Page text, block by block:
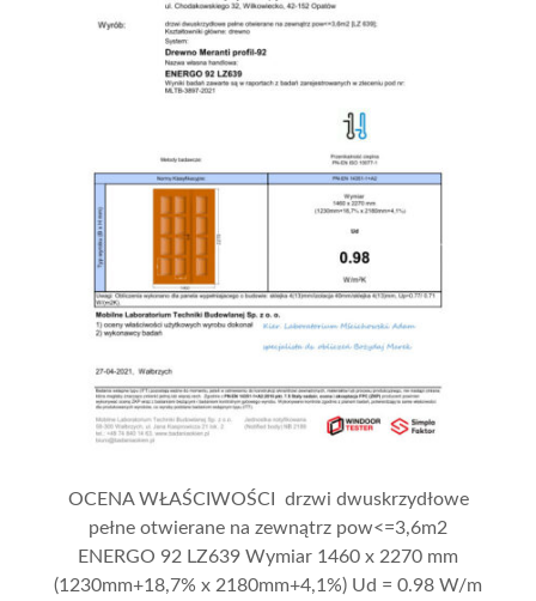
OCENA WŁAŚCIWOŚCI drzwi dwuskrzydłowe
pełne otwierane na zewnątrz pow<=3,6m2
ENERGO 92 LZ639 Wymiar 1460 x 2270 mm
(1230mm+18,7% x 2180mm+4,1%) Ud = 0.98 W/m